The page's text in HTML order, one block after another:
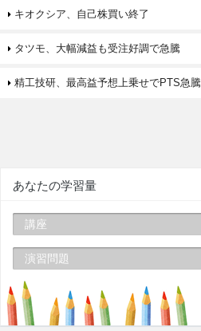
キオクシア、自己株買い終了
タツモ、大幅減益も受注好調で急騰
精工技研、最高益予想上乗せでPTS急騰
あなたの学習量
講座
演習問題